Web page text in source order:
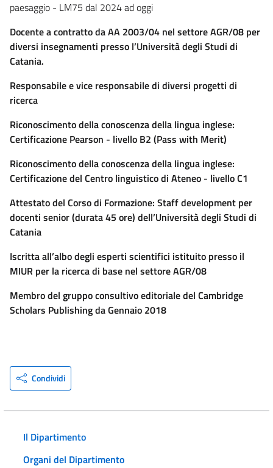
paesaggio - LM75 dal 2024 ad oggi
Docente a contratto da AA 2003/04 nel settore AGR/08 per
diversi insegnamenti presso l’Università degli Studi di
Catania.
Responsabile e vice responsabile di diversi progetti di
ricerca
Riconoscimento della conoscenza della lingua inglese:
Certificazione Pearson - livello B2 (Pass with Merit)
Riconoscimento della conoscenza della lingua inglese:
Certificazione del Centro linguistico di Ateneo - livello C1
Attestato del Corso di Formazione: Staff development per
docenti senior (durata 45 ore) dell’Università degli Studi di
Catania
Iscritta all’albo degli esperti scientifici istituito presso il
MIUR per la ricerca di base nel settore AGR/08
Membro del gruppo consultivo editoriale del Cambridge
Scholars Publishing da Gennaio 2018
Condividi
Il Dipartimento
Organi del Dipartimento